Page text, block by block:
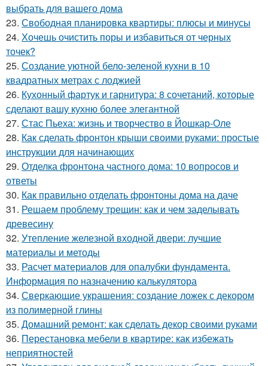
выбрать для вашего дома
23. Свободная планировка квартиры: плюсы и минусы
24. Хочешь очистить поры и избавиться от черных
точек?
25. Создание уютной бело-зеленой кухни в 10
квадратных метрах с лоджией
26. Кухонный фартук и гарнитура: 8 сочетаний, которые
сделают вашу кухню более элегантной
27. Стас Пьеха: жизнь и творчество в Йошкар-Оле
28. Как сделать фронтон крыши своими руками: простые
инструкции для начинающих
29. Отделка фронтона частного дома: 10 вопросов и
ответы
30. Как правильно отделать фронтоны дома на даче
31. Решаем проблему трещин: как и чем заделывать
древесину
32. Утепление железной входной двери: лучшие
материалы и методы
33. Расчет материалов для опалубки фундамента.
Информация по назначению калькулятора
34. Сверкающие украшения: создание ложек с декором
из полимерной глины
35. Домашний ремонт: как сделать декор своими руками
36. Перестановка мебели в квартире: как избежать
неприятностей